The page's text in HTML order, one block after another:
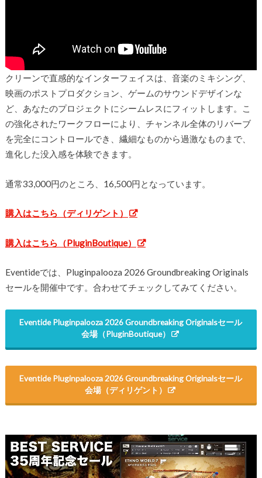
クリーンで直感的なインターフェイスは、音楽のミキシング、
映画のポストプロダクション、ゲームのサウンドデザインな
ど、あなたのプロジェクトにシームレスにフィットします。こ
の強化されたワークフローにより、チャンネル全体のリバーブ
を完全にコントロールでき、繊細なものから過激なものまで、
進化した没入感を体験できます。
通常33,000円のところ、16,500円となっています。
購入はこちら（ディリゲント）
購入はこちら（PluginBoutique）
Eventideでは、 Pluginpalooza 2026 Groundbreaking Originals
セールを開催中です。合わせてチェックしてみてください。
EventidePluginpalooza 2026 Groundbreaking Originalsセール
会場（PluginBoutique）
EventidePluginpalooza 2026 Groundbreaking Originalsセール
会場（ディリゲント）